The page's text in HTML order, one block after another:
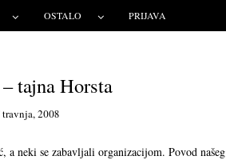
OSTALO PRIJAVA
tajna Horsta
2008
neki se zabavljali organizacijom. Povod našeg